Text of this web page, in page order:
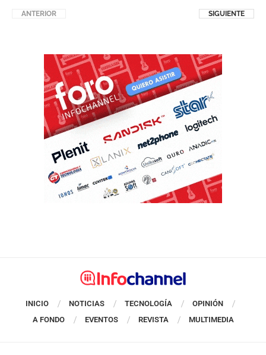
ANTERIOR SIGUIENTE
INICIO NOTICIAS TECNOLOGÍA
OPINIÓN
A FONDO
EVENTOS REVISTA MULTIMEDIA